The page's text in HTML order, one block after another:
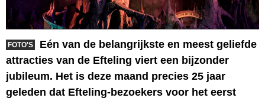
FOTO'S
Eén van de belangrijkste en meest geliefde
attracties van de Efteling viert een bijzonder
jubileum. Het is deze maand precies 25 jaar
geleden dat Efteling-bezoekers voor het eerst